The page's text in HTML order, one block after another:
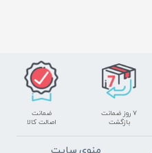
۷ روز ضمانت
بازگشت
ضمانت
اصالت کالا